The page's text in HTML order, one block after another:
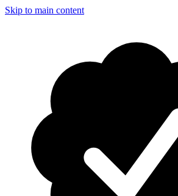
Skip to main content